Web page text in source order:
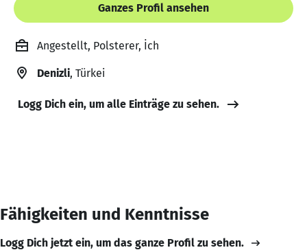
Ganzes Profil ansehen
Angestellt, Polsterer, İch
Denizli, Türkei
Logg Dich ein, um alle Einträge zu sehen.
Fähigkeiten und Kenntnisse
Logg Dich jetzt ein, um das ganze Profil zu sehen.